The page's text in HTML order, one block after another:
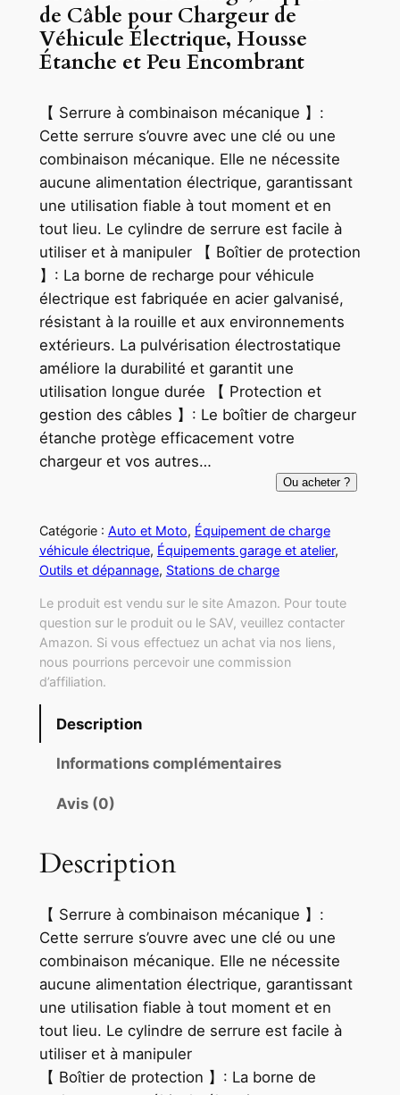
de Câble pour Chargeur de
Véhicule Électrique, Housse
Étanche et Peu Encombrant
【 Serrure à combinaison mécanique 】:
Cette serrure s’ouvre avec une clé ou une
combinaison mécanique. Elle ne nécessite
aucune alimentation électrique, garantissant
une utilisation fiable à tout moment et en
tout lieu. Le cylindre de serrure est facile à
utiliser et à manipuler 【 Boîtier de protection
】: La borne de recharge pour véhicule
électrique est fabriquée en acier galvanisé,
résistant à la rouille et aux environnements
extérieurs. La pulvérisation électrostatique
améliore la durabilité et garantit une
utilisation longue durée 【 Protection et
gestion des câbles 】: Le boîtier de chargeur
étanche protège efficacement votre
chargeur et vos autres…
Ou acheter ?
Catégorie : Auto et Moto, Équipement de charge
véhicule électrique, Équipements garage et atelier
Outils et dépannage, Stations de charge
Le produit est vendu sur le site Amazon. Pour toute
question sur le produit ou le SAV, veuillez contacter
Amazon. Si vous effectuez un achat via nos liens,
nous pourrions percevoir une commission
d’affiliation.
Description
Informations complémentaires
Avis (0)
Description
【 Serrure à combinaison mécanique 】:
Cette serrure s’ouvre avec une clé ou une
combinaison mécanique. Elle ne nécessite
aucune alimentation électrique, garantissant
une utilisation fiable à tout moment et en
tout lieu. Le cylindre de serrure est facile à
utiliser et à manipuler
【 Boîtier de protection 】: La borne de